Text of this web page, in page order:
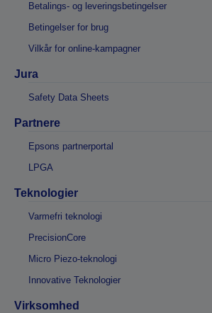
Betalings- og leveringsbetingelser
Betingelser for brug
Vilkår for online-kampagner
Jura
Safety Data Sheets
Partnere
Epsons partnerportal
LPGA
Teknologier
Varmefri teknologi
PrecisionCore
Micro Piezo-teknologi
Innovative Teknologier
Virksomhed